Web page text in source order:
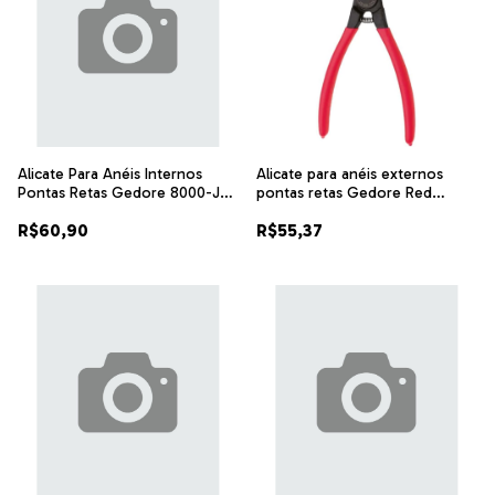
Alicate Para Anéis Internos
Pontas Retas Gedore 8000-J2
R$60,90
Alicate para anéis externos
pontas retas Gedore Red
R$55,37